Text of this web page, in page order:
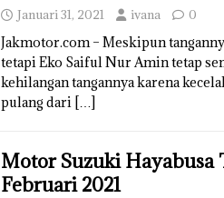
Januari 31, 2021 ivana 0
Jakmotor.com – Meskipun
tetapi Eko Saiful Nur Amin tetap
kehilangan tangannya karena
pulang dari […]
Motor Suzuki Hayabusa
Februari 2021